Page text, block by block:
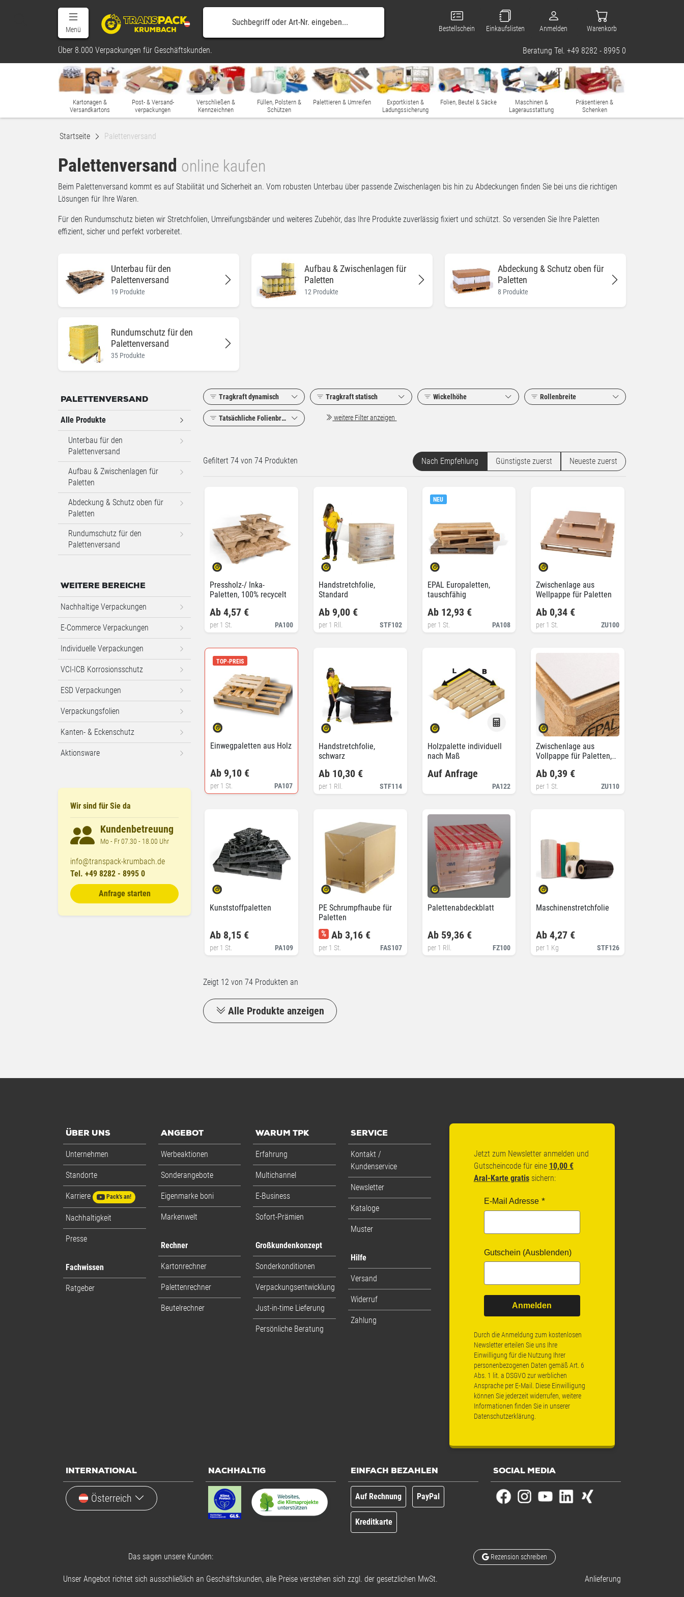
Menü Bestellschein Einkaufslisten Anmelden Warenkorb
Über 8.000 Verpackungen für Geschäftskunden. Beratung Tel. +49 8282 - 8995 0
Kartonagen &
Versandkartons
Post- & Versand-
verpackungen
Verschließen &
Kennzeichnen
Füllen, Polstern &
Schützen
Palettieren & Umreifen
Exportkisten &
Ladungssicherung
Folien, Beutel & Säcke
Maschinen &
Lagerausstattung
Präsentieren &
Schenken
Startseite Palettenversand
Palettenversand online kaufen
Beim Palettenversand kommt es auf Stabilität und Sicherheit an. Vom robusten Unterbau über passende Zwischenlagen bis hin zu Abdeckungen finden Sie bei uns die richtigen
Lösungen für Ihre Waren.
Für den Rundumschutz bieten wir Stretchfolien, Umreifungsbänder und weiteres Zubehör, das Ihre Produkte zuverlässig fixiert und schützt. So versenden Sie Ihre Paletten
effizient, sicher und perfekt vorbereitet.
Unterbau für den
Palettenversand
19 Produkte
Aufbau & Zwischenlagen für
Paletten
12 Produkte
Abdeckung & Schutz oben für
Paletten
8 Produkte
Rundumschutz für den
Palettenversand
35 Produkte
Tragkraft dynamisch Tragkraft statisch Wickelhöhe Rollenbreite
Tatsächliche Folienbreite weitere Filter anzeigen
Gefiltert 74 von 74 Produkten Nach Empfehlung Günstigste zuerst Neueste zuerst
Pressholz-/ Inka-
Paletten, 100% recycelt
PA100
Ab 4,57 €
per 1 St.
Handstretchfolie,
Standard
STF102
Ab 9,00 €
per 1 Rll.
NEU
EPAL Europaletten,
tauschfähig
PA108
Ab 12,93 €
per 1 St.
Zwischenlage aus
Wellpappe für Paletten
ZU100
Ab 0,34 €
per 1 St.
TOP-PREIS
Einwegpaletten aus Holz
PA107
Ab 9,10 €
per 1 St.
Handstretchfolie,
schwarz
STF114
Ab 10,30 €
per 1 Rll.
Holzpalette individuell
nach Maß
PA122
Auf Anfrage
Zwischenlage aus
Vollpappe für Paletten,
ZU110
Ab 0,39 €
per 1 St.
Kunststoffpaletten
PA109
Ab 8,15 €
per 1 St.
PE Schrumpfhaube für
Paletten
FAS107
% Ab 3,16 €
per 1 St.
Palettenabdeckblatt
FZ100
Ab 59,36 €
per 1 Rll.
Maschinenstretchfolie
STF126
Ab 4,27 €
per 1 Kg
Zeigt 12 von 74 Produkten an
Alle Produkte anzeigen
PALETTENVERSAND
Alle Produkte
Unterbau für den
Palettenversand
Aufbau & Zwischenlagen für
Paletten
Abdeckung & Schutz oben für
Paletten
Rundumschutz für den
Palettenversand
WEITERE BEREICHE
Nachhaltige Verpackungen
E-Commerce Verpackungen
Individuelle Verpackungen
VCI-ICB Korrosionsschutz
ESD Verpackungen
Verpackungsfolien
Kanten- & Eckenschutz
Aktionsware
Wir sind für Sie da
Kundenbetreuung
Mo - Fr 07.30 - 18.00 Uhr
info@transpack-krumbach.de
Tel. +49 8282 - 8995 0
Anfrage starten
ÜBER UNS
Unternehmen
Standorte
Karriere Pack's an!
Nachhaltigkeit
Presse
Fachwissen
Ratgeber
ANGEBOT
Werbeaktionen
Sonderangebote
Eigenmarke boni
Markenwelt
Rechner
Kartonrechner
Palettenrechner
Beutelrechner
WARUM TPK
Erfahrung
Multichannel
E-Business
Sofort-Prämien
Großkundenkonzept
Sonderkonditionen
Verpackungsentwicklung
Just-in-time Lieferung
Persönliche Beratung
SERVICE
Kontakt /
Kundenservice
Newsletter
Kataloge
Muster
Hilfe
Versand
Widerruf
Zahlung
Jetzt zum Newsletter anmelden und
Gutscheincode für eine 10,00 €
Aral-Karte gratissichern:
E-Mail Adresse
Gutschein (Ausblenden)
Anmelden
Durch die Anmeldung zum kostenlosen
Newsletter erteilen Sie uns Ihre
Einwilligung für die Nutzung Ihrer
personenbezogenen Daten gemäß Art. 6
Abs. 1 lit. a DSGVO zur werblichen
Ansprache per E-Mail. Diese Einwilligung
können Sie jederzeit widerrufen, weitere
Informationen finden Sie in unserer
Datenschutzerklärung
INTERNATIONAL
Österreich
NACHHALTIG EINFACH BEZAHLEN
Auf Rechnung PayPal
Kreditkarte
SOCIAL MEDIA
Das sagen unsere Kunden: Rezension schreiben
Unser Angebot richtet sich ausschließlich an Geschäftskunden, alle Preise verstehen sich zzgl. der gesetzlichen MwSt. Anlieferung